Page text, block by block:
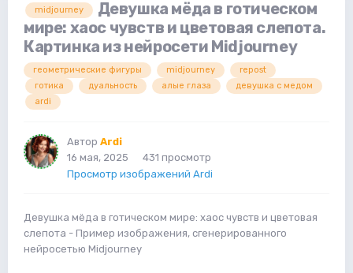
midjourney
Девушка мёда в готическом
мире: хаос чувств и цветовая слепота.
Картинка из нейросети Midjourney
геометрические фигуры midjourney
repost
готика
дуальность алые глаза
девушка с медом
ardi
Автор Ardi
16 мая, 2025
431 просмотр
Просмотр изображений Ardi
Девушка мёда в готическом мире: хаос чувств и цветовая
слепота - Пример изображения, сгенерированного
нейросетью Midjourney